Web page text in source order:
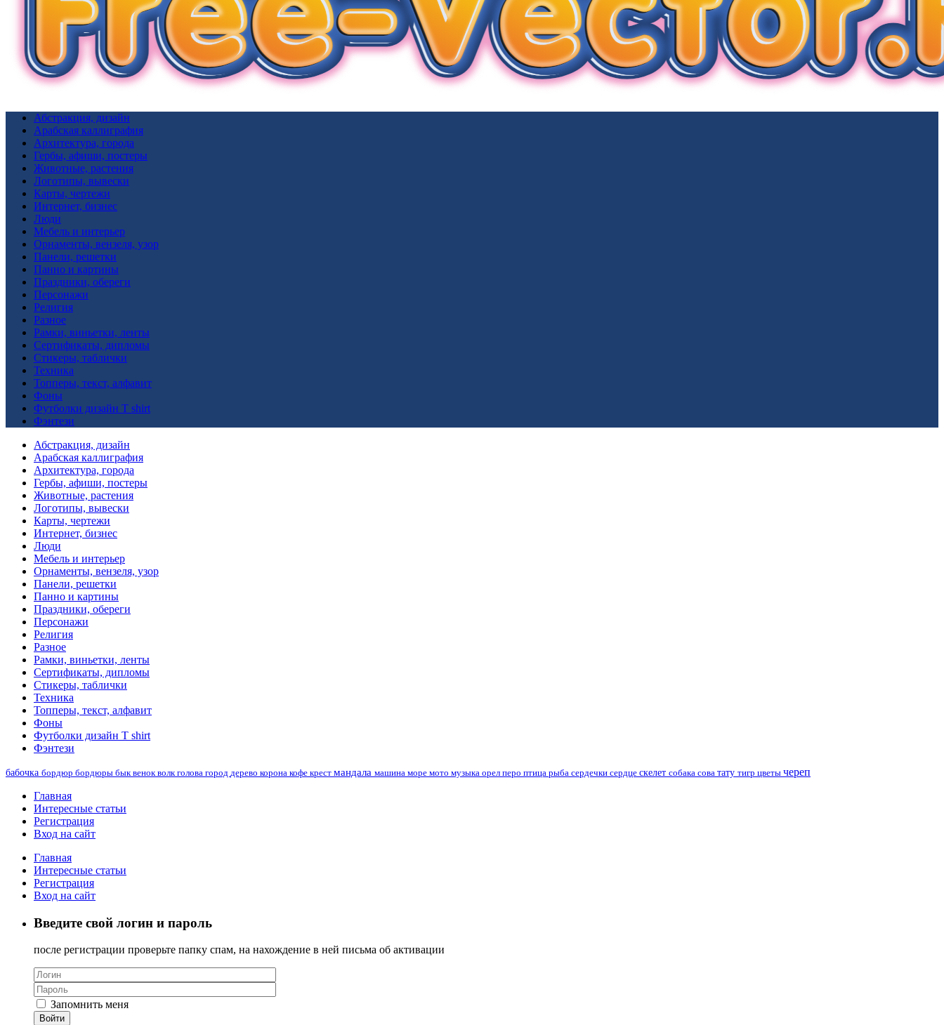
Абстракция, дизайн
Арабская каллиграфия
Архитектура, города
Гербы, афиши, постеры
Животные, растения
Логотипы, вывески
Карты, чертежи
Интернет, бизнес
Люди
Мебель и интерьер
Орнаменты, вензеля, узор
Панели, решетки
Панно и картины
Праздники, обереги
Персонажи
Религия
Разное
Рамки, виньетки, ленты
Сертификаты, дипломы
Стикеры, таблички
Техника
Топперы, текст, алфавит
Фоны
Футболки дизайн T shirt
Фэнтези
Абстракция, дизайн
Арабская каллиграфия
Архитектура, города
Гербы, афиши, постеры
Животные, растения
Логотипы, вывески
Карты, чертежи
Интернет, бизнес
Люди
Мебель и интерьер
Орнаменты, вензеля, узор
Панели, решетки
Панно и картины
Праздники, обереги
Персонажи
Религия
Разное
Рамки, виньетки, ленты
Сертификаты, дипломы
Стикеры, таблички
Техника
Топперы, текст, алфавит
Фоны
Футболки дизайн T shirt
Фэнтези
бабочка бордюр бордюры быквенокволкголова город дерево корона кофе крест мандала машина море мото музыка орел перо птица рыба сердечки сердце скелет собака сова тату тигр цветы череп
Главная
Интересные статьи
Регистрация
Вход на сайт
Главная
Интересные статьи
Регистрация
Вход на сайт
Введите свой логин и пароль
после регистрации проверьте папку спам, на нахождение в ней письма об активации
Запомнить меня
Войти